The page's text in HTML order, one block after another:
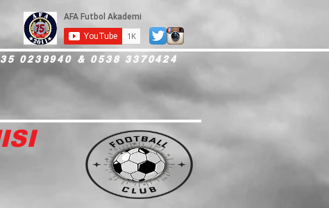
0239940 & 0538 3370424